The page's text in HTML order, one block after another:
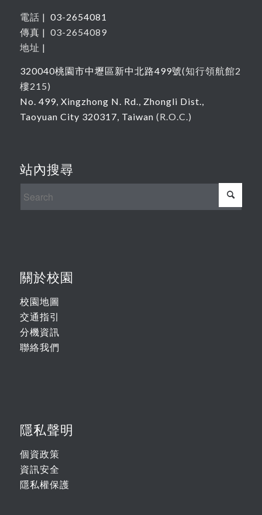
電話 | 03-2654081
傳真 | 03-2654089
地址 |
320040桃園市中壢區新中北路499號(知行領航館2
樓215)
No. 499, Xingzhong N. Rd., Zhongli Dist.,
Taoyuan City 320317, Taiwan (R.O.C.)
站內搜尋
關於校園
校園地圖
交通指引
分機資訊
聯絡我們
隱私聲明
個資政策
資訊安全
隱私權保護